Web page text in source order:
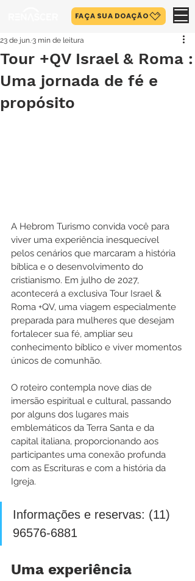
FAÇA SUA DOAÇÃO
Tour +QV Israel & Roma :
Uma jornada de fé e
propósito
23 de jun.3 min de leitura
A Hebrom Turismo convida você para
viver uma experiência inesquecível
pelos cenários que marcaram a história
bíblica e o desenvolvimento do
cristianismo. Em julho de 2027,
acontecerá a exclusiva Tour Israel &
Roma +QV, uma viagem especialmente
preparada para mulheres que desejam
fortalecer sua fé, ampliar seu
conhecimento bíblico e viver momentos
únicos de comunhão.
O roteiro contempla nove dias de
imersão espiritual e cultural, passando
por alguns dos lugares mais
emblemáticos da Terra Santa e da
capital italiana, proporcionando aos
participantes uma conexão profunda
com as Escrituras e com a história da
Igreja.
Informações e reservas: (11)
96576-6881
Uma experiência